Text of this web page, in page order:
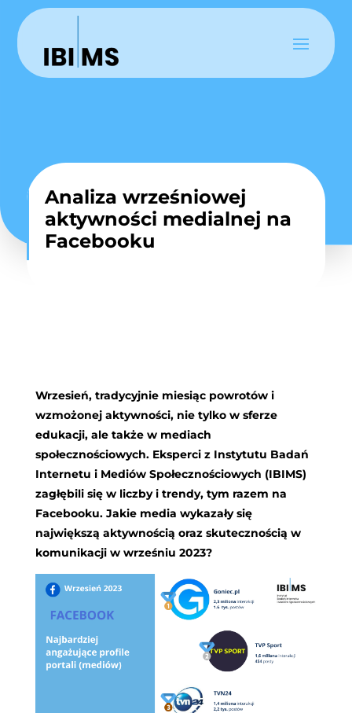
Analiza wrześniowej
aktywności medialnej na
Facebooku
Wrzesień, tradycyjnie miesiąc powrotów i
wzmożonej aktywności, nie tylko w sferze
edukacji, ale także w mediach
społecznościowych. Eksperci z Instytutu Badań
Internetu i Mediów Społecznościowych (IBIMS)
zagłębili się w liczby i trendy, tym razem na
Facebooku. Jakie media wykazały się
największą aktywnością oraz skutecznością w
komunikacji w wrześniu 2023?